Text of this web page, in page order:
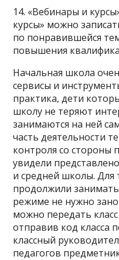
14. «Вебинары и
курсы» можно
по понравившейся
повышения
Начальная школа
сервисы и
практика, дети
школу не теряют
занимаются на ней
часть деятельности
контроля со стороны
увидели
и средней школы. Для
продолжили
режиме не нужно
можно передать
отправив код класса
классный
педагогов